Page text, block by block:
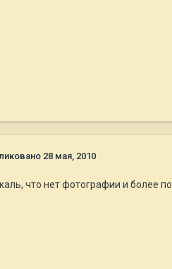
28 мая, 2010
что нет фотографии и более